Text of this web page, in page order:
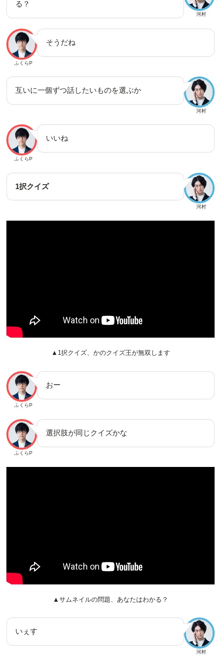
河村
る？
ふくらP
そうだね
河村
互いに一個ずつ話したいものを選ぶか
ふくらP
いいね
河村
1択クイズ
▲1択クイズ、かのクイズ王が無双します
ふくらP
おー
ふくらP
選択肢が同じクイズかな
▲サムネイルの問題、あなたはわかる？
河村
いぇす